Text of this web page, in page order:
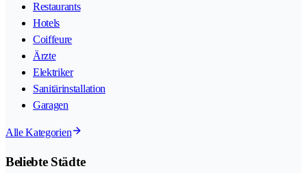
Restaurants
Hotels
Coiffeure
Ärzte
Elektriker
Sanitärinstallation
Garagen
Alle Kategorien
Beliebte Städte